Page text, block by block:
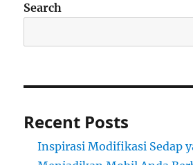
Search
Recent Posts
Inspirasi Modifikasi Sedap